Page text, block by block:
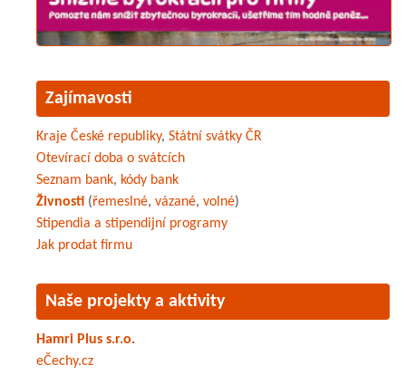
Zajímavosti
Kraje České republiky, Státní svátky ČR
Otevírací doba o svátcích
Seznam bank, kódy bank
Živnosti (řemeslné, vázané, volné)
Stipendia a stipendijní programy
Jak prodat firmu
Naše projekty a aktivity
Hamri Plus s.r.o.
eČechy.cz